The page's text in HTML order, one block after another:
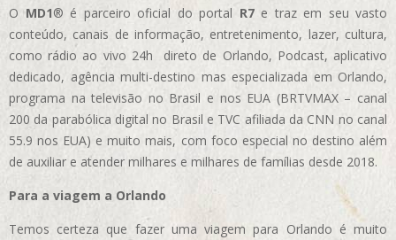
OMD1® é parceiro oficial do portal R7e traz em seu vasto
conteúdo, canais de informação, entretenimento, lazer, cultura,
como rádio ao vivo 24h direto de Orlando, Podcast, aplicativo
dedicado, agência multi-destino mas especializada em Orlando,
programa na televisão no Brasil e nos EUA (BRTVMAX – canal
200 da parabólica digital no Brasil e TVC afiliada da CNN no canal
55.9 nos EUA) e muito mais, com foco especial no destino além
de auxiliar e atender milhares e milhares de famílias desde 2018.
Para a viagem a Orlando
Temos certeza que fazer uma viagem para Orlando é muito